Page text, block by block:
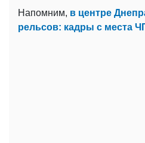
Напомним, в центре
рельсов: кадры с места